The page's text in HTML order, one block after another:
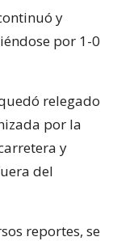
y
por 1-0
relegado
por la
y
del
reportes, se